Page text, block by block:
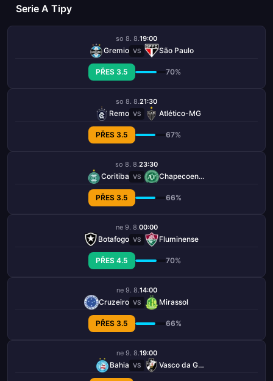
Serie A Tipy
so 8. 8.19:00
Gremio VS São Paulo
PŘES 3.5 70%
so 8. 8.21:30
Remo VS Atlético-MG
PŘES 3.5 67%
so 8. 8.23:30
Coritiba VS Chapecoense-sc
PŘES 3.5 66%
ne 9. 8.00:00
Botafogo VS Fluminense
PŘES 4.5 70%
ne 9. 8.14:00
Cruzeiro VS Mirassol
PŘES 3.5 66%
ne 9. 8.19:00
Bahia VS Vasco da Gama